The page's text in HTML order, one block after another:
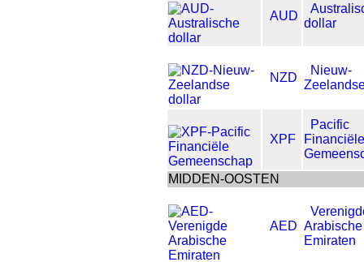
AUD
dollar
NZD
Nieuw-
XPF
Pacific
Financiële
MIDDEN-OOSTEN
AED Arabische
Emiraten